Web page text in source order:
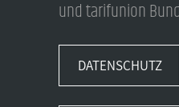
und tarifunion
DATENSCHUTZ